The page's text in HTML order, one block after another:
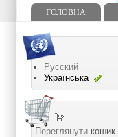
ГОЛОВНА
Русский
Українська
Переглянути кошик.